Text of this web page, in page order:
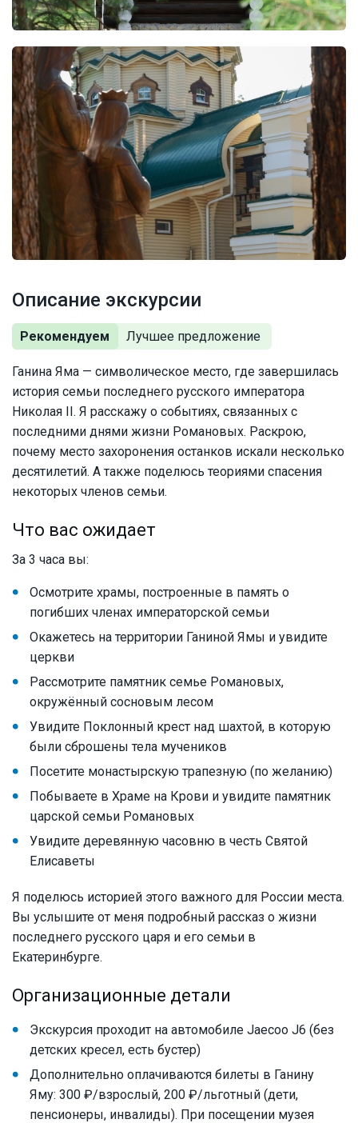
Описание экскурсии
Рекомендуем
Ганина Яма — символическое место, где завершилась
история семьи последнего русского императора
Николая II. Я расскажу о событиях, связанных с
последними днями жизни Романовых. Раскрою,
почему место захоронения останков искали несколько
десятилетий. А также поделюсь теориями спасения
некоторых членов семьи.
Что вас ожидает
За 3 часа вы:
Осмотрите храмы, построенные в память о
погибших членах императорской семьи
Окажетесь на территории Ганиной Ямы и увидите
церкви
Рассмотрите памятник семье Романовых,
окружённый сосновым лесом
Увидите Поклонный крест над шахтой, в которую
были сброшены тела мучеников
Посетите монастырскую трапезную (по желанию)
Побываете в Храме на Крови и увидите памятник
царской семьи Романовых
Увидите деревянную часовню в честь Святой
Елисаветы
Я поделюсь историей этого важного для России места.
Вы услышите от меня подробный рассказ о жизни
последнего русского царя и его семьи в
Екатеринбурге.
Организационные детали
Экскурсия проходит на автомобиле Jaecoo J6 (без
детских кресел, есть бустер)
Дополнительно оплачиваются билеты в Ганину
Яму: 300 ₽/взрослый, 200 ₽/льготный (дети,
пенсионеры, инвалиды). При посещении музея